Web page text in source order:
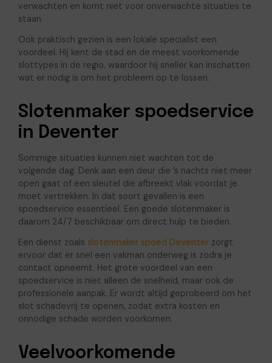
verwachten en komt niet voor onverwachte situaties te
staan.
Ook praktisch gezien is een lokale specialist een
voordeel. Hij kent de stad en de meest voorkomende
slottypes in de regio, waardoor hij sneller kan inschatten
wat er nodig is om het probleem op te lossen.
Slotenmaker spoedservice
in Deventer
Sommige situaties kunnen niet wachten tot de
volgende dag. Denk aan een deur die ’s nachts niet meer
open gaat of een sleutel die afbreekt vlak voordat je
moet vertrekken. In dat soort gevallen is een
spoedservice essentieel. Een goede slotenmaker is
daarom 24/7 beschikbaar om direct hulp te bieden.
Een dienst zoals slotenmaker spoed Deventerzorgt
ervoor dat er snel een vakman onderweg is zodra je
contact opneemt. Het grote voordeel van een
spoedservice is niet alleen de snelheid, maar ook de
professionele aanpak. Er wordt altijd geprobeerd om het
slot schadevrij te openen, zodat extra kosten en
onnodige schade worden voorkomen.
Veelvoorkomende